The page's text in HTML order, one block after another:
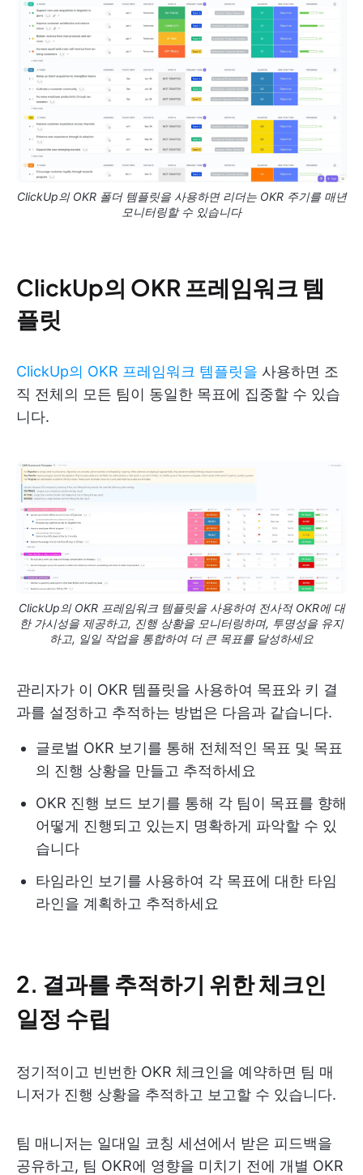
ClickUp의 OKR 폴더 템플릿을 사용하면 리더는 OKR 주기를 매년
모니터링할 수 있습니다
ClickUp의 OKR 프레임워크 템
플릿
ClickUp의 OKR 프레임워크 템플릿을 사용하면 조
직 전체의 모든 팀이 동일한 목표에 집중할 수 있습
니다.
ClickUp의 OKR 프레임워크 템플릿을 사용하여 전사적 OKR에 대
한 가시성을 제공하고, 진행 상황을 모니터링하며, 투명성을 유지
하고, 일일 작업을 통합하여 더 큰 목표를 달성하세요
관리자가 이 OKR 템플릿을 사용하여 목표와 키 결
과를 설정하고 추적하는 방법은 다음과 같습니다.
글로벌 OKR 보기를 통해 전체적인 목표 및 목표
의 진행 상황을 만들고 추적하세요
OKR 진행 보드 보기를 통해 각 팀이 목표를 향해
어떻게 진행되고 있는지 명확하게 파악할 수 있
습니다
타임라인 보기를 사용하여 각 목표에 대한 타임
라인을 계획하고 추적하세요
2. 결과를 추적하기 위한 체크인
일정 수립
정기적이고 빈번한 OKR 체크인을 예약하면 팀 매
니저가 진행 상황을 추적하고 보고할 수 있습니다.
팀 매니저는 일대일 코칭 세션에서 받은 피드백을
공유하고, 팀 OKR에 영향을 미치기 전에 개별 OKR